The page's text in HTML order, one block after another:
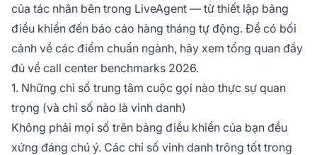
của tác nhân bên trong LiveAgent — từ thiết lập bảng
điều khiển đến báo cáo hàng tháng tự động. Để có bối
cảnh về các điểm chuẩn ngành, hãy xem tổng quan đầy
đủ về call center benchmarks 2026.
1. Những chỉ số trung tâm cuộc gọi nào thực sự quan
trọng (và chỉ số nào là vinh danh)
Không phải mọi số trên bảng điều khiển của bạn đều
xứng đáng chú ý. Các chỉ số vinh danh trông tốt trong